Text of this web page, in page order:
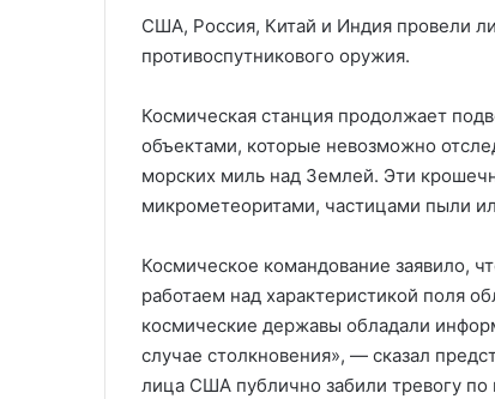
США, Россия, Китай и Индия провели
противоспутникового оружия.
Космическая станция продолжает
объектами, которые невозможно
морских миль над Землей. Эти
микрометеоритами, частицами пыли
Космическое командование заявило,
работаем над характеристикой поля
космические державы обладали
случае столкновения», — сказал
лица США публично забили тревогу по